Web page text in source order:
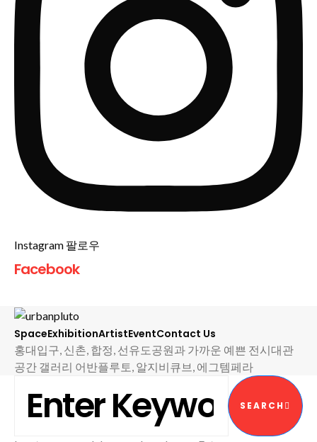
Instagram 팔로우
Facebook
SpaceExhibitionArtistEventContact Us
홍대입구, 신촌, 합정, 선유도공원과 가까운 예쁜 전시대관
공간 갤러리 어반플루토, 알지비큐브, 에그템페라
SEARCH